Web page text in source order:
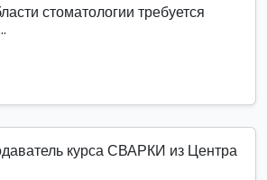
стоматологии требуется
курса СВАРКИ из Центра